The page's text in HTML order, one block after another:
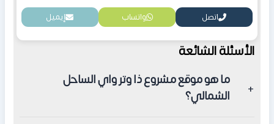
اتصل واتساب إيميل
الأسئلة الشائعة
ما هو موقع مشروع ذا وتر واي الساحل
الشمالي؟